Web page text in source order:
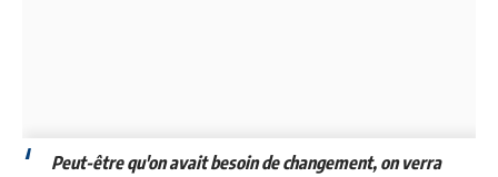
Peut-être qu'on avait besoin de changement, on verra